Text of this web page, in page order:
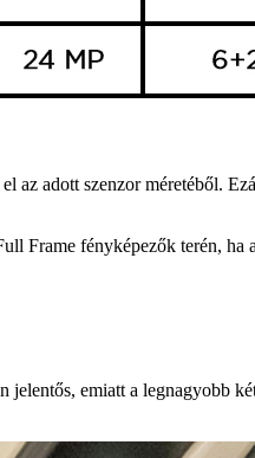
az adott szenzor méretéből.
Frame fényképezők terén, ha
jelentős, emiatt a legnagyobb